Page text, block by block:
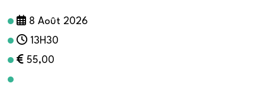
8 Août 2026
13H30
55,00